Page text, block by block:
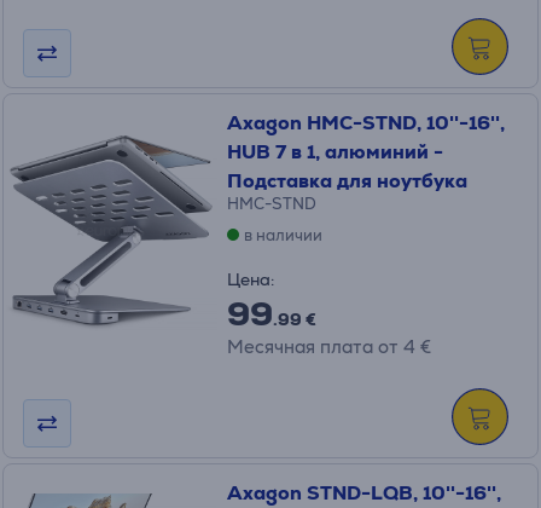
Axagon HMC-STND, 10''-16'',
HUB 7 в 1, алюминий -
Подставка для ноутбука
HMC-STND
в наличии
Цена:
99.99 €
Месячная плата от 4 €
Axagon STND-LQB, 10''-16'',